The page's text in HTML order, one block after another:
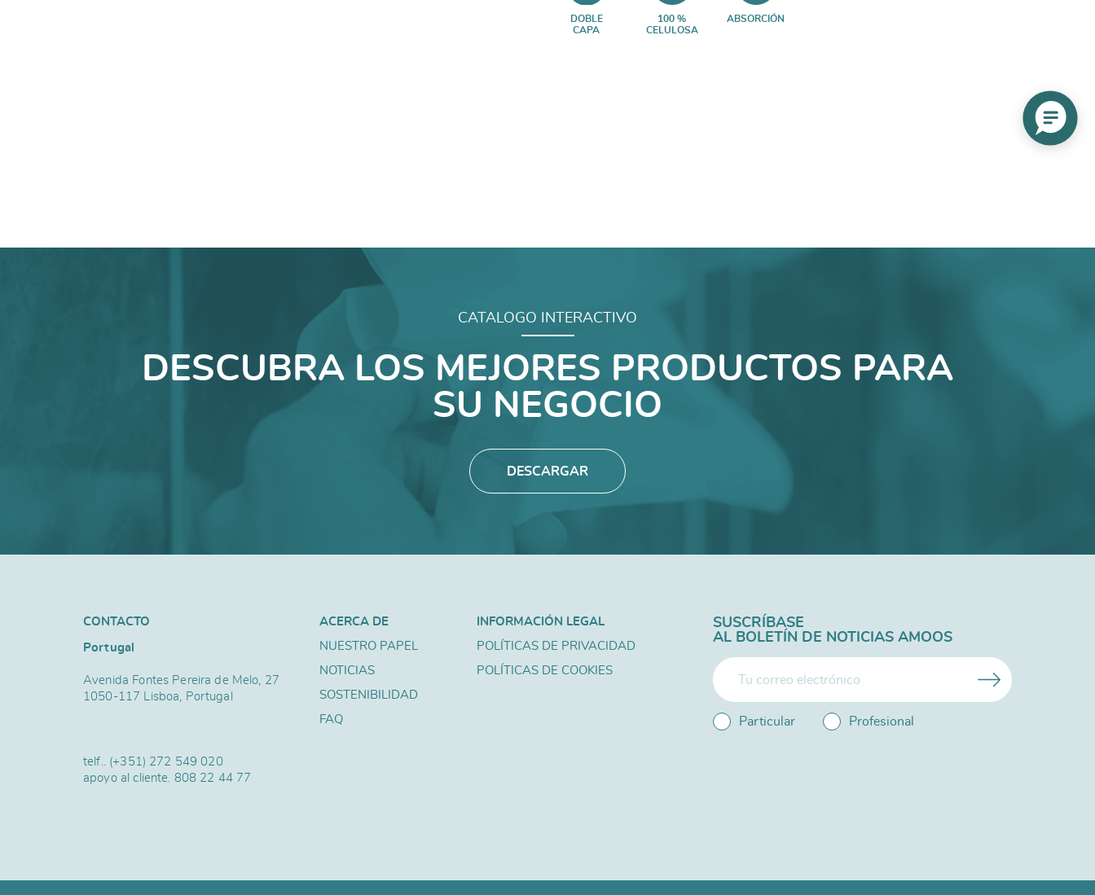
DOBLE
CAPA
100 %
CELULOSA
ABSORCIÓN
CATALOGO INTERACTIVO
DESCUBRA LOS MEJORES PRODUCTOS PARA
SU NEGOCIO
DESCARGAR
CONTACTO
Portugal
Avenida Fontes Pereira de Melo, 27
1050-117 Lisboa, Portugal
telf.. (+351) 272 549 020
apoyo al cliente. 808 22 44 77
ACERCA DE
NUESTRO PAPEL
NOTICIAS
SOSTENIBILIDAD
FAQ
INFORMACIÓN LEGAL
POLÍTICAS DE PRIVACIDAD
POLÍTICAS DE COOKIES
SUSCRÍBASE
AL BOLETÍN DE NOTICIAS AMOOS
Particular Profesional